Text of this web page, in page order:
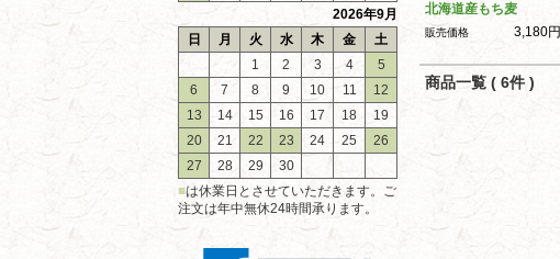
2026年9月
日
月 火 水 木 金
土
1
2 3 4
5
6
7 8 9 10 11
12
13
14 15 16 17 18
19
20
21 22 23 24 25
26
27
28 29
30
■は休業日とさせていただきます。ご
注文は年中無休24時間承ります。
北海道産もち麦
販売価格 3,180円
商品一覧 ( 6件 )